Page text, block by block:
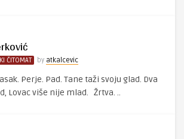
ČITOMAT by atkalcevic
Perje. Pad. Tane taži svoju glad. Dva
Lovac više nije mlad. Žrtva. ..